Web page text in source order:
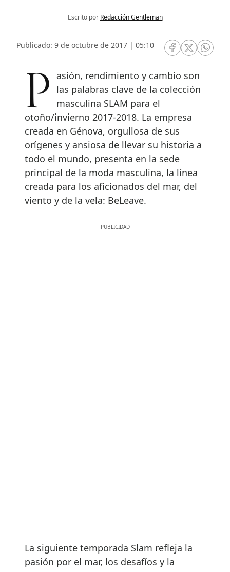
Escrito por Redacción Gentleman
Publicado: 9 de octubre de 2017 | 05:10
RRSS Facebook
RRSSRRSS
Pasión, rendimiento y cambio son
las palabras clave de la colección
masculina SLAM para el
otoño/invierno 2017-2018. La empresa
creada en Génova, orgullosa de sus
orígenes y ansiosa de llevar su historia a
todo el mundo, presenta en la sede
principal de la moda masculina, la línea
creada para los aficionados del mar, del
viento y de la vela: BeLeave.
La siguiente temporada Slam refleja la
pasión por el mar, los desafíos y la